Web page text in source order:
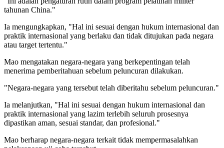
tahunan China."
Ia mengungkapkan, "Hal ini sesuai dengan hukum internasional dan
praktik internasional yang berlaku dan tidak ditujukan pada negara
atau target tertentu."
Mao mengatakan negara-negara yang berkepentingan telah
menerima pemberitahuan sebelum peluncuran dilakukan.
"Negara-negara yang tersebut telah diberitahu sebelum peluncuran."
Ia melanjutkan, "Hal ini sesuai dengan hukum internasional dan
praktik internasional yang lazim terlebih seluruh prosesnya
dipastikan aman, sesuai standar, dan profesional."
Mao berharap negara-negara terkait tidak mempermasalahkan